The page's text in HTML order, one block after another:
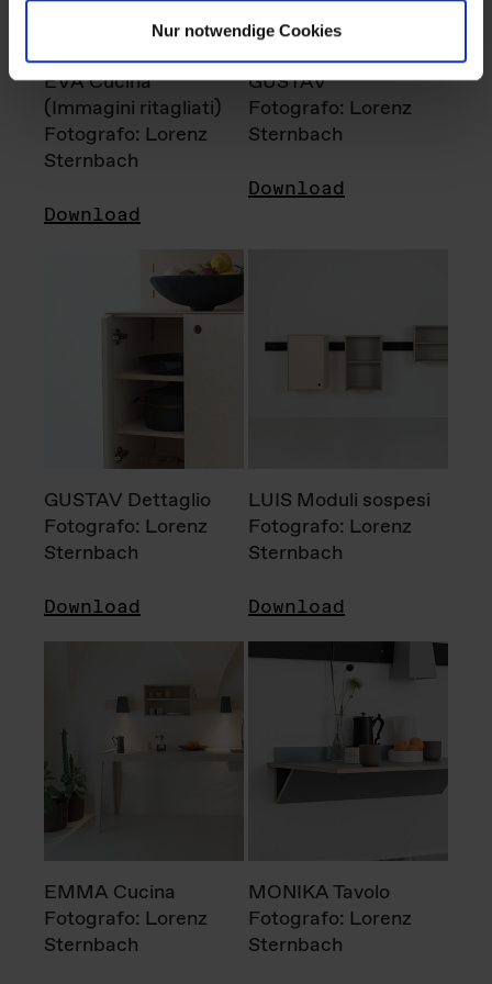
Nur notwendige Cookies
EVA Cucina
(Immagini ritagliati)
Fotografo: Lorenz
Sternbach
Download
GUSTAV
Fotografo: Lorenz
Sternbach
Download
GUSTAV Dettaglio
Fotografo: Lorenz
Sternbach
Download
LUIS Moduli sospesi
Fotografo: Lorenz
Sternbach
Download
EMMA Cucina
Fotografo: Lorenz
Sternbach
MONIKA Tavolo
Fotografo: Lorenz
Sternbach